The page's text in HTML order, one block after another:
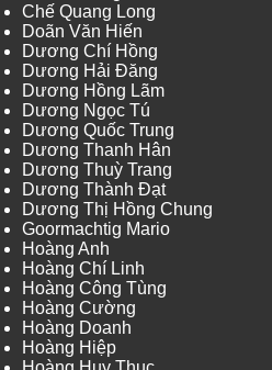
Chế Quang Long
Doãn Văn Hiến
Dương Chí Hồng
Dương Hải Đăng
Dương Hồng Lãm
Dương Ngọc Tú
Dương Quốc Trung
Dương Thanh Hân
Dương Thuỳ Trang
Dương Thành Đạt
Dương Thị Hồng Chung
Goormachtig Mario
Hoàng Anh
Hoàng Chí Linh
Hoàng Công Tùng
Hoàng Cường
Hoàng Doanh
Hoàng Hiệp